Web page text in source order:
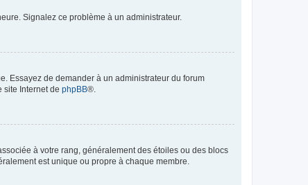
Signalez ce problème à un administrateur.
Essayez de demander à un administrateur du forum
site Internet de phpBB®.
à votre rang, généralement des étoiles ou des blocs
est unique ou propre à chaque membre.